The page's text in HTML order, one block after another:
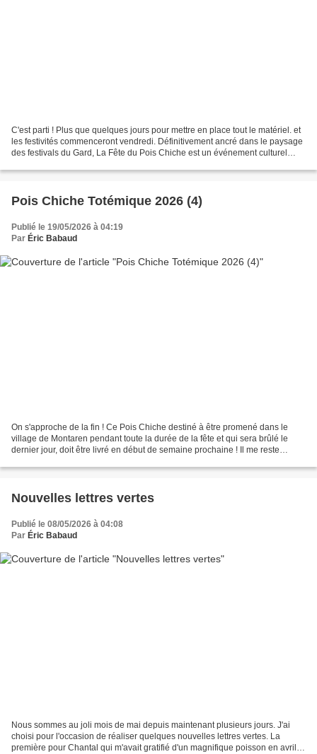
C'est parti ! Plus que quelques jours pour mettre en place tout le matériel. et
les festivités commenceront vendredi. Définitivement ancré dans le paysage
des festivals du Gard, La Fête du Pois Chiche est un événement culturel
Pois Chiche Totémique 2026 (4)
Publié le 19/05/2026 à 04:19
Par Éric Babaud
On s'approche de la fin ! Ce Pois Chiche destiné à être promené dans le
village de Montaren pendant toute la durée de la fête et qui sera brûlé le
dernier jour, doit être livré en début de semaine prochaine ! Il me reste
Nouvelles lettres vertes
Publié le 08/05/2026 à 04:08
Par Éric Babaud
Nous sommes au joli mois de mai depuis maintenant plusieurs jours. J'ai
choisi pour l'occasion de réaliser quelques nouvelles lettres vertes. La
première pour Chantal qui m'avait gratifié d'un magnifique poisson en avril :